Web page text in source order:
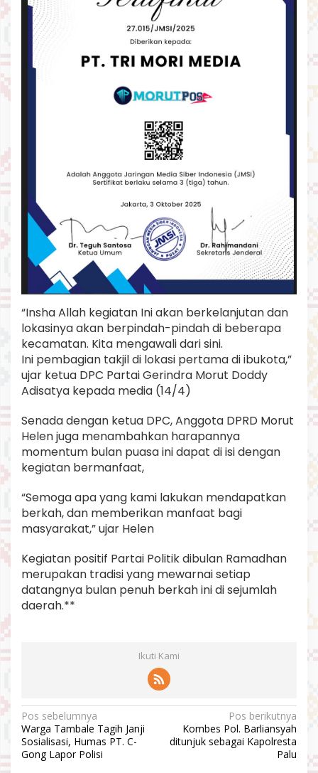
“Insha Allah kegiatan Ini akan berkelanjutan dan
lokasinya akan berpindah-pindah di beberapa
kecamatan. Kita mengawali dari sini.
Ini pembagian takjil di lokasi pertama di ibukota,”
ujar ketua DPC Partai Gerindra Morut Doddy
Adisatya kepada media (14/4)
Senada dengan ketua DPC, Anggota DPRD Morut
Helen juga menambahkan harapannya
momentum bulan puasa ini dapat di isi dengan
kegiatan bermanfaat,
“Semoga apa yang kami lakukan mendapatkan
berkah, dan memberikan manfaat bagi
masyarakat,” ujar Helen
Kegiatan positif Partai Politik dibulan Ramadhan
merupakan tradisi yang mewarnai setiap
datangnya bulan penuh berkah ini di sejumlah
daerah.**
Ikuti Kami
N
a
v
Pos sebelumnya
Warga Tambale Tagih Janji
Sosialisasi, Humas PT. C-
Gong Lapor Polisi
Pos berikutnya
Kombes Pol. Barliansyah
ditunjuk sebagai Kapolresta
Palu